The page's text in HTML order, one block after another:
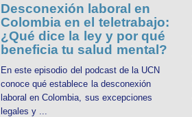
Desconexión laboral en
Colombia en el teletrabajo:
¿Qué dice la ley y por qué
beneficia tu salud mental?
En este episodio del podcast de la UCN
conoce qué establece la desconexión
laboral en Colombia, sus excepciones
legales y ...